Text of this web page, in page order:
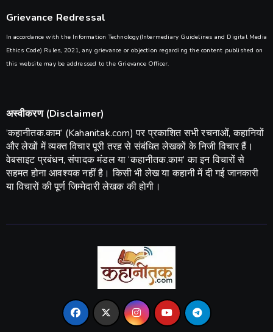
Grievance Redressal
In accordance with the Information Technology(Intermediary Guidelines and Digital Media
Ethics Code) Rules, 2021, any grievance or objection regarding the content published on
this website may be addressed to the Grievance Officer.
अस्वीकरण (Disclaimer)
​’कहानीतक.काम’ (Kahanitak.com) पर प्रकाशित सभी रचनाओं, कहानियों
और लेखों में व्यक्त विचार पूरी तरह से संबंधित लेखकों के निजी विचार हैं।
वेबसाइट प्रबंधन, संपादक मंडल या ‘कहानीतक.काम’ का इन विचारों से
सहमत होना आवश्यक नहीं है। किसी भी लेख या कहानी में दी गई जानकारी
या विचारों की पूर्ण जिम्मेदारी लेखक की होगी।